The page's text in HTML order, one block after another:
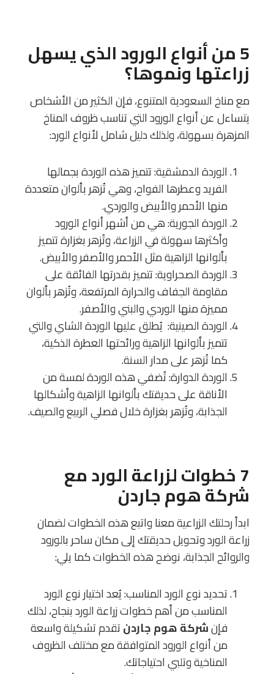
5 من أنواع الورود الذي يسهل
زراعتها ونموها؟
مع مناخ السعودية المتنوع، فإن الكثير من الأشخاص
يتساءل عن أنواع الورود التي تناسب ظروف المناخ
المزهرة بسهولة، ولذلك دليل شامل لأنواع الورد:
الوردة الدمشقية: تتميز هذه الوردة بجمالها
الفريد وعطرها الفواح، وهي تُزهر بألوان متعددة
منها الأحمر والأبيض والوردي.
الوردة الجورية: هي من أشهر أنواع الورود
وأكثرها سهولة في الزراعة، وتُزهر بغزارة تتميز
بألوانها الزاهية مثل الأحمر والأصفر والأبيض.
الوردة الصحراوية: تتميز بقدرتها الفائقة على
مقاومة الجفاف والحرارة المرتفعة، وتُزهر بألوان
مميزة منها الوردي والبني والأصفر.
الوردة الصينية: يُطلق عليها الوردة الشاي والتي
تتميز بألوانها الزاهية ورائحتها العطرة الذكية،
كما تُزهر على مدار السنة.
الوردة الدوارة: تُضفي هذه الوردة لمسة من
الأناقة على حديقتك بألوانها الزاهية وأشكالها
الجذابة، وتُزهر بغزارة خلال فصلي الربيع والصيف.
7 خطوات لزراعة الورد مع
شركة هوم جاردن
ابدأ رحلتك الزراعية معنا واتبع هذه الخطوات لضمان
زراعة الورد وتحويل حديقتك إلى مكان ساحر بالورود
والروائح الجذابة، نوضح هذه الخطوات كما يلي:
تحديد نوع الورد المناسب: يُعد اختيار نوع الورد
المناسب من أهم خطوات زراعة الورد بنجاح، لذلك
فإنشركة هوم جاردنتقدم تشكيلة واسعة
من أنواع الورود المتوافقة مع مختلف الظروف
المناخية وتلبي احتياجاتك.